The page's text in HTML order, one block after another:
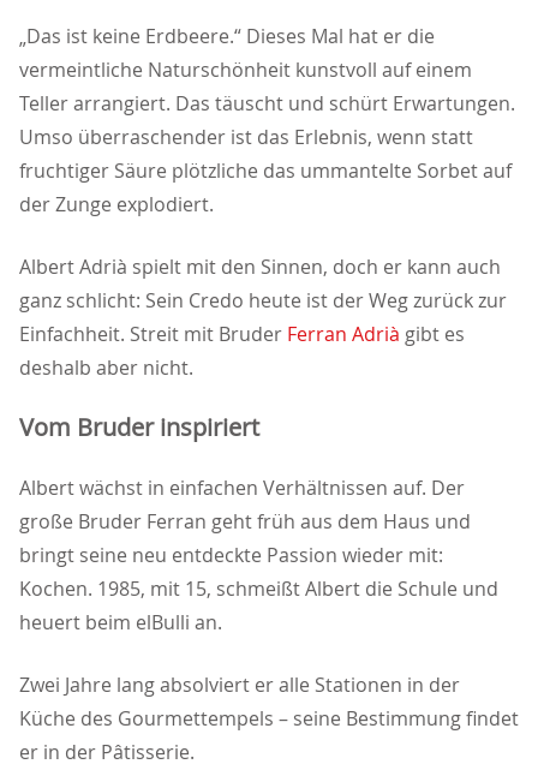
Das ist keine Erdbeere.“ Dieses Mal hat er die
vermeintliche Naturschönheit kunstvoll auf einem
Teller arrangiert. Das täuscht und schürt Erwartungen.
Umso überraschender ist das Erlebnis, wenn statt
fruchtiger Säure plötzliche das ummantelte Sorbet auf
der Zunge explodiert.
Albert Adrià spielt mit den Sinnen, doch er kann auch
ganz schlicht: Sein Credo heute ist der Weg zurück zur
Einfachheit. Streit mit Bruder Ferran Adrià gibt es
deshalb aber nicht.
Vom Bruder inspiriert
Albert wächst in einfachen Verhältnissen auf. Der
große Bruder Ferran geht früh aus dem Haus und
bringt seine neu entdeckte Passion wieder mit:
Kochen. 1985, mit 15, schmeißt Albert die Schule und
heuert beim elBulli an.
Zwei Jahre lang absolviert er alle Stationen in der
Küche des Gourmettempels – seine Bestimmung findet
er in der Pâtisserie.